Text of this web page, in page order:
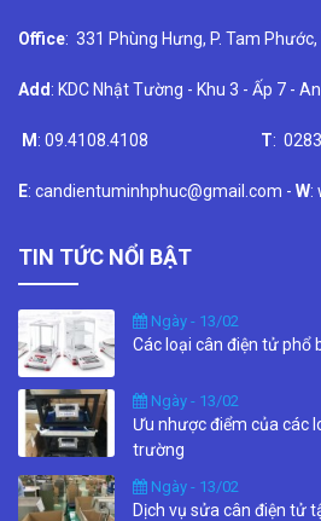
Office: 331 Phùng Hưng, P. Tam
Add : KDC Nhật Tường - Khu 3 - Ấp 7 -
M : 09.4108.4108 T:
E: candientuminhphuc@gmail.com - W:
TIN TỨC NỔI BẬT
Ngày - 13/02
Các loại cân điện tử phổ
Ngày - 13/02
Ưu nhược điểm của các
trường
Ngày - 13/02
Dịch vụ sửa cân điện tử